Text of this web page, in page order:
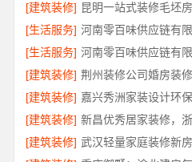
[建筑装修]
[生活服务]
[生活服务]
[建筑装修]
[建筑装修]
[建筑装修]
[建筑装修]